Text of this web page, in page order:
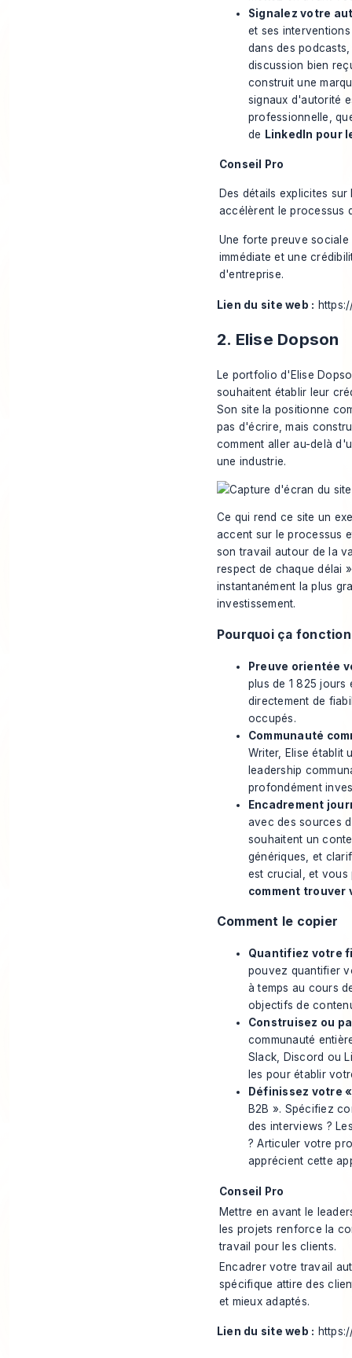
Signalez votre
et ses
dans des
discussion bien
construit une
signaux d'autorité
professionnelle,
de LinkedIn pour
Conseil Pro
Des détails explicites
accélèrent le processus
Une forte preuve
immédiate et une
d'entreprise.
Lien du site web :
2. Elise Dopson
Le portfolio d'Elise
souhaitent établir leur
Son site la positionne
pas d'écrire, mais
comment aller au-delà
une industrie.
Ce qui rend ce site un
accent sur le processus
son travail autour de la
respect de chaque délai
instantanément la plus
investissement.
Pourquoi ça
Preuve orientée
plus de 1 825 jours
directement de
occupés.
Communauté
Writer, Elise établit
leadership
profondément
Encadrement
avec des sources
souhaitent un
génériques, et
est crucial, et vous
comment trouver
Comment le copier
Quantifiez votre
pouvez quantifier
à temps au cours
objectifs de
Construisez ou
communauté
Slack, Discord ou
les pour établir
Définissez votre
B2B ». Spécifiez
des interviews ?
? Articuler votre
apprécient cette
Conseil Pro
Mettre en avant le
les projets renforce la
travail pour les clients.
Encadrer votre travail
spécifique attire des
et mieux adaptés.
Lien du site web :